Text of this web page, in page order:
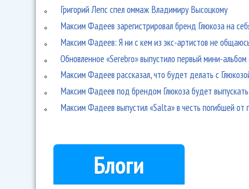
Григорий Лепс спел оммаж Владимиру Высоцкому
Максим Фадеев зарегистрировал бренд Глюкоза на
Максим Фадеев: Я ни с кем из экс-артистов не
Обновленное «Serebro» выпустило первый мини-альбом
Максим Фадеев рассказал, что будет делать с
Максим Фадеев под брендом Глюкоза будет выпускать
Максим Фадеев выпустил «Salta» в честь погибшей от
Блоги